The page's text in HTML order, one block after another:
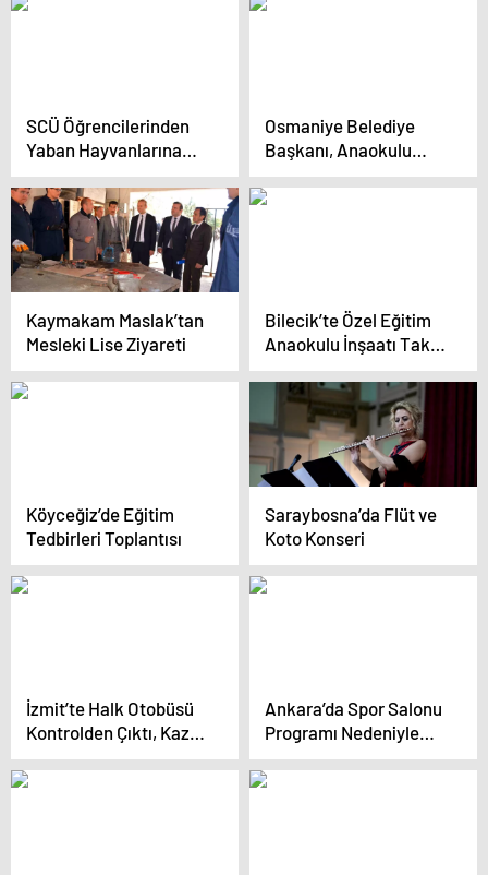
SCÜ Öğrencilerinden
Yaban Hayvanlarına
Destek
Osmaniye Belediye
Başkanı, Anaokulu
Öğrencilerine Kar
Getirdi
Kaymakam Maslak’tan
Mesleki Lise Ziyareti
Bilecik’te Özel Eğitim
Anaokulu İnşaatı Takip
Ediliyor
Köyceğiz’de Eğitim
Tedbirleri Toplantısı
Saraybosna’da Flüt ve
Koto Konseri
İzmit’te Halk Otobüsü
Kontrolden Çıktı, Kaza
Sonrası Yaralılar
Hastaneye Kaldırıldı
Ankara’da Spor Salonu
Programı Nedeniyle
Yollar Kapatılacak